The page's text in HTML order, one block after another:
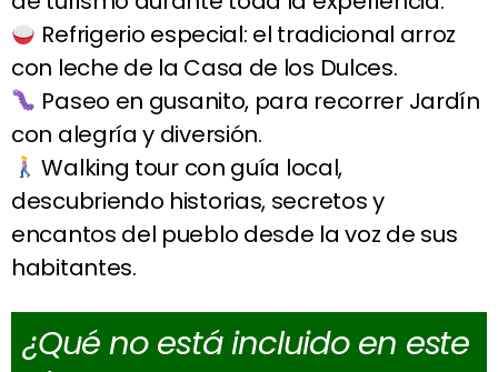
Refrigerio especial: el tradicional arroz
con leche de la Casa de los Dulces.
Paseo en gusanito, para recorrer Jardín
con alegría y diversión.
Walking tour con guía local,
descubriendo historias, secretos y
encantos del pueblo desde la voz de sus
habitantes.
¿Qué no está incluido en este